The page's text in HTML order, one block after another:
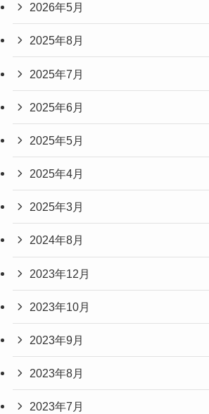
2026年5月
2025年8月
2025年7月
2025年6月
2025年5月
2025年4月
2025年3月
2024年8月
2023年12月
2023年10月
2023年9月
2023年8月
2023年7月